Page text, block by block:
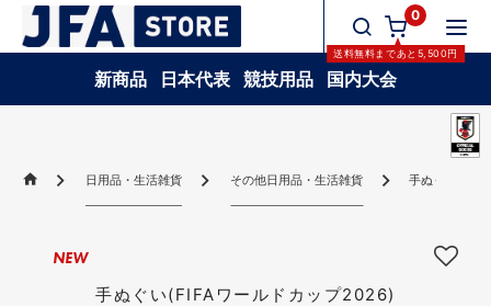
0
送料無料まであと 5,500円
新商品 日本代表 競技用品 国内大会
日用品・生活雑貨 その他日用品・生活雑貨 手ぬぐい
手ぬぐい(FIFAワールドカップ2026)
NEW